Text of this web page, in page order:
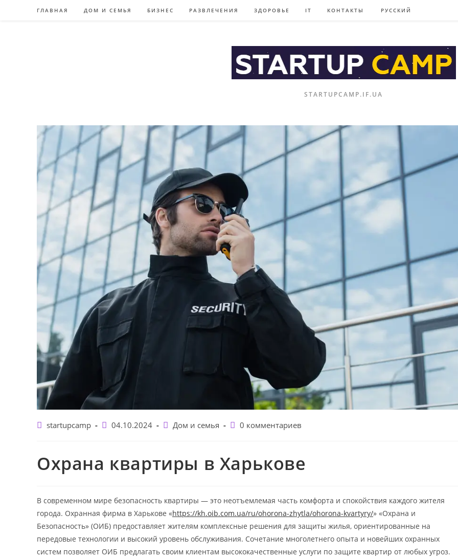
ГЛАВНАЯ ДОМ И СЕМЬЯ БИЗНЕС РАЗВЛЕЧЕНИЯ ЗДОРОВЬЕ IT КОНТАКТЫ РУССКИЙ
STARTUPCAMP.IF.UA
Авторstartupcamp
Запись
04.10.2024
Рубрика
Дом и семья
Комментарии
0 комментариев
Охрана квартиры в Харькове
В современном мире безопасность квартиры — это неотъемлемая часть комфорта и спокойствия каждого жителя
города. Охранная фирма в Харькове «https://kh.oib.com.ua/ru/ohorona-zhytla/ohorona-kvartyry/» «Охрана и
Безопасность» (ОИБ) предоставляет жителям комплексные решения для защиты жилья, ориентированные на
передовые технологии и высокий уровень обслуживания. Сочетание многолетнего опыта и новейших охранных
систем позволяет ОИБ предлагать своим клиентам высококачественные услуги по защите квартир от любых угроз.